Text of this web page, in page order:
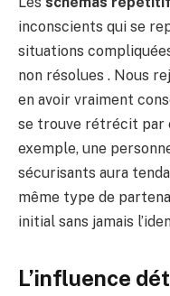
inconscients qui se
situations
non résolues . Nous
en avoir vraiment
se trouve rétrécit par
exemple, une
sécurisants aura
même type de
initial sans jamais
L’influence